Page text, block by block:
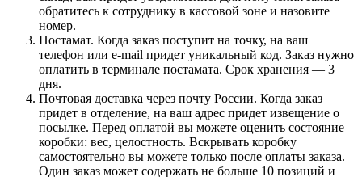
обратитесь к сотруднику в кассовой зоне и назовите
номер.
Постамат. Когда заказ поступит на точку, на ваш
телефон или e-mail придет уникальный код. Заказ нужно
оплатить в терминале постамата. Срок хранения — 3
дня.
Почтовая доставка через почту России. Когда заказ
придет в отделение, на ваш адрес придет извещение о
посылке. Перед оплатой вы можете оценить состояние
коробки: вес, целостность. Вскрывать коробку
самостоятельно вы можете только после оплаты заказа.
Один заказ может содержать не больше 10 позиций и